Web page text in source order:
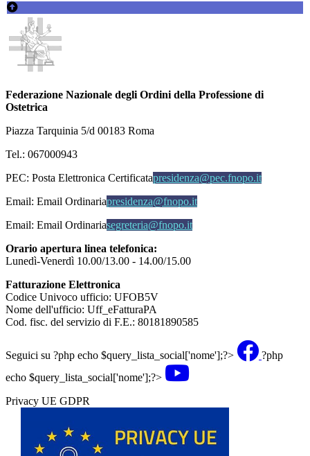
Federazione Nazionale degli Ordini della Professione di
Ostetrica
Piazza Tarquinia 5/d 00183 Roma
Tel.: 067000943
PEC: Posta Elettronica Certificatapresidenza@pec.fnopo.it
Email: Email Ordinariapresidenza@fnopo.it
Email: Email Ordinariasegreteria@fnopo.it
Orario apertura linea telefonica:
Lunedì-Venerdì 10.00/13.00 - 14.00/15.00
Fatturazione Elettronica
Codice Univoco ufficio: UFOB5V
Nome dell'ufficio: Uff_eFatturaPA
Cod. fisc. del servizio di F.E.: 80181890585
Seguici su ?php echo $query_lista_social['nome'];?>
?php
echo $query_lista_social['nome'];?>
Privacy UE GDPR